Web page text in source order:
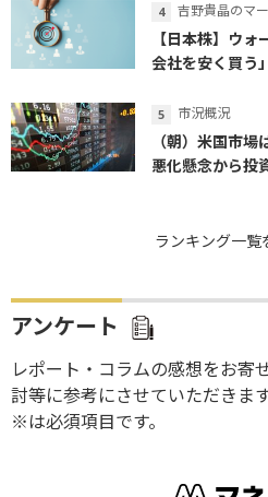
吉野貴晶のマ
【日本株】ウ
会社を安く買う
市況概況
（朝）米国市
悪化懸念から投
ランキング一覧
アンケート
レポート・コラムの感想をお寄
討等に参考にさせていただきます
※は必須項目です。